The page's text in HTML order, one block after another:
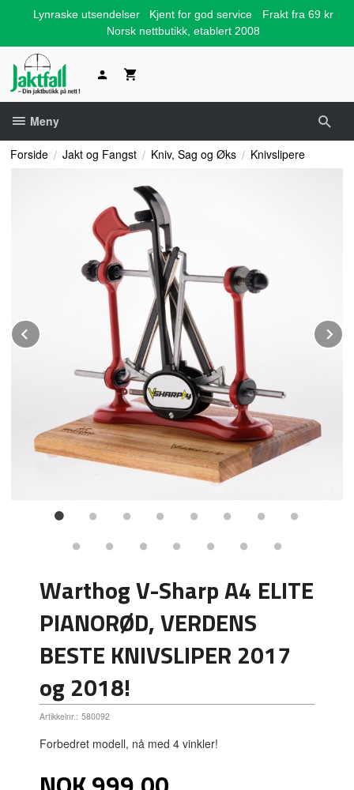
Lynraske utsendelser Kjent for god service
Frakt fra 69 kr
Norsk nettbutikk, etablert 2008
Meny
Forside Jakt og Fangst Kniv, Sag og Øks Knivslipere
Prev
Warthog V-Sharp A4 ELITE
PIANORØD, VERDENS
BESTE KNIVSLIPER 2017
og 2018!
Artikkelnr.: 580092
Forbedret modell, nå med 4 vinkler!